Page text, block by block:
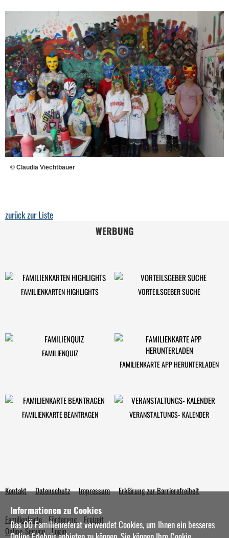
Informationen zu Cookies
Das OÖ Familienreferat verwendet Cookies, um Ihnen ein besseres
© Claudia Viechtbauer
zurück zur Liste
WERBUNG
Kontakt Datenschutz Impressum Erklärung zur Barrierefreiheit
Familienkarte Förderung
Freizeit
Online-Service Login
FAMILIENKARTEN HIGHLIGHTS VORTEILSGEBER SUCHE
FAMILIENQUIZ
FAMILIENKARTE APP HERUNTERLADEN
FAMILIENKARTE BEANTRAGEN VERANSTALTUNGS- KALENDER